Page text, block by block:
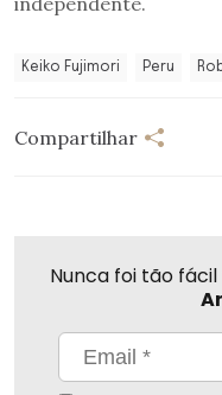
Keiko Fujimori Peru
Compartilhar
Nunca foi tão